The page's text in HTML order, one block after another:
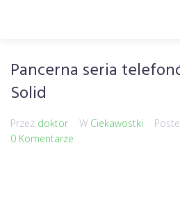
Pancerna seria
Solid
Przez doktor W Ciekawostki
0 Komentarze